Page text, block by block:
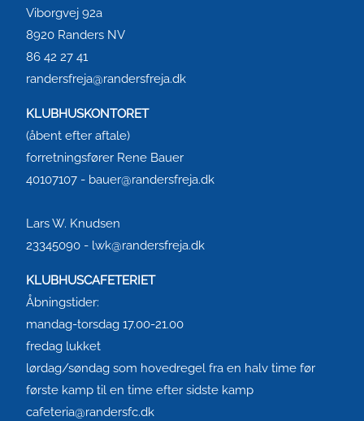
Viborgvej 92a
8920 Randers NV
86 42 27 41
randersfreja@randersfreja.dk
KLUBHUSKONTORET
(åbent efter aftale)
forretningsfører Rene Bauer
40107107 - bauer@randersfreja.dk
Lars W. Knudsen
23345090 - lwk@randersfreja.dk
KLUBHUSCAFETERIET
Åbningstider:
mandag-torsdag 17.00-21.00
fredag lukket
lørdag/søndag som hovedregel fra en halv time før
første kamp til en time efter sidste kamp
cafeteria@randersfc.dk